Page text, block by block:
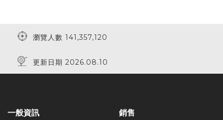
瀏覽人數 141,357,120
更新日期 2026.08.10
一般資訊 銷售